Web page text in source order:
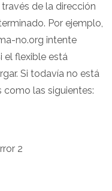
de la dirección
Por ejemplo,
no.org intente
el flexible está
Si todavía no está
como las siguientes: